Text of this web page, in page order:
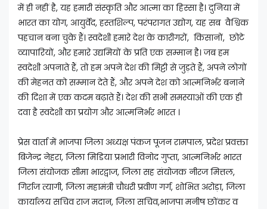
में ही नहीं है, यह हमारी संस्कृति और आत्मा का हिस्सा है। दुनिया में
भारत का योग, आयुर्वेद, हस्तशिल्प, परंपरागत उद्योग, यह सब वैश्विक
पहचान बना चुके हैं। स्वदेशी हमारे देश के कारीगरों, किसानों, छोटे
व्यापारियों, और हमारे उद्यमियों के प्रति एक सम्मान है। जब हम
स्वदेशी अपनाते हैं, तो हम अपने देश की मिट्टी से जुड़ते हैं, अपने लोगों
की मेहनत को सम्मान देते हैं, और अपने देश को आत्मनिर्भर बनाने
की दिशा में एक कदम बढ़ाते हैं। देश की सभी समस्याओं की एक ही
दवा है स्वदेशी का प्रयोग और आत्मनिर्भर भारत ।
प्रेस वार्ता में भाजपा जिला अध्यक्ष पंकज पूजन रामपाल, प्रदेश प्रवक्ता
बिजेन्द्र नेहरा, जिला मिडिया प्रभारी विनोद गुप्ता, आत्मनिर्भर भारत
जिला संयोजक सीमा भारद्वाज, जिला सह संयोजक नीरज मित्तल,
गिर्राज त्यागी, जिला महामंत्री चौधरी प्रवीण गर्ग, शोभित अरोड़ा, जिला
कार्यालय सचिव राज मदान, जिला सचिव,भाजपा मनीष छोंकर व